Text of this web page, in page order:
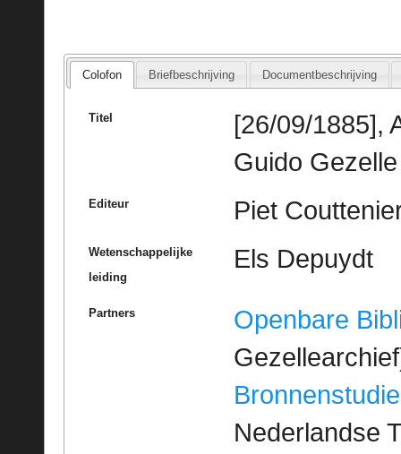
Colofon Briefbeschrijving Documentbeschrijving
Titel
[26/09/1885],
Guido Gezelle
Editeur Piet
Wetenschappelijke
leiding
Els Depuydt
Partners
Openbare
Bronnenstudie
Nederlandse